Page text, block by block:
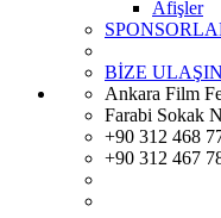
Afişler
BİZE ULAŞIN
Ankara Film
Farabi Sokak
+90 312 468
+90 312 467